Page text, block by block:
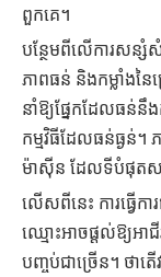
ពួកគេ។
បន្ថែមពីលើការសន្សំសំ
ភាពធន់ និងកម្លាំងន
នាំឱ្យផ្នែកដែលធន់នឹ
កម្មវិធីដែលធន់ធ្ងន់។
ម៉ាស៊ីន ដែលទីបំផុតសន្
លើសពីនេះ ការធ្វើ
ឈ្មោះអាចផ្តល់ឱ្យអាជី
បញ្ចប់ជាច្រើន។ ថ